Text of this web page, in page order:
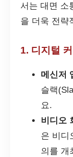
서는 대면 소
을 더욱 전략
1. 디지털
메신저
슬랙
요.
비디오
은 비디
의를 개